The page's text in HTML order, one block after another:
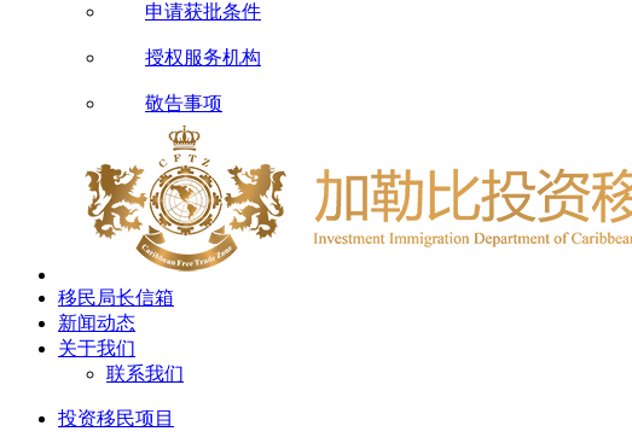
申请获批条件
授权服务机构
敬告事项
移民局长信箱
新闻动态
关于我们
联系我们
投资移民项目